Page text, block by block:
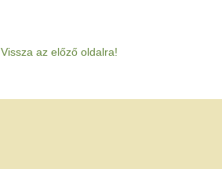
Vissza az előző oldalra!